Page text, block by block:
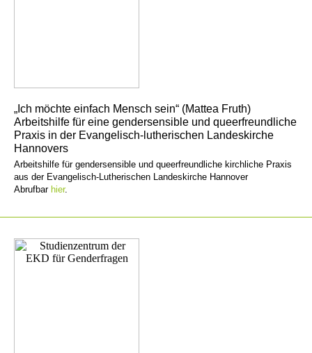
„Ich möchte einfach Mensch sein“ (Mattea Fruth)
Arbeitshilfe für eine gendersensible und queerfreundliche
Praxis in der Evangelisch-lutherischen Landeskirche
Hannovers
Arbeitshilfe für gendersensible und queerfreundliche kirchliche Praxis
aus der Evangelisch-Lutherischen Landeskirche Hannover
Abrufbar hier.